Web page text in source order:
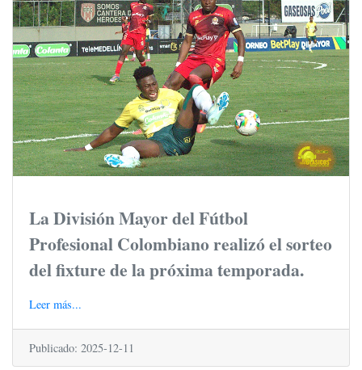
La División Mayor del Fútbol
Profesional Colombiano realizó el sorteo
del fixture de la próxima temporada.
Leer más...
Publicado: 2025-12-11